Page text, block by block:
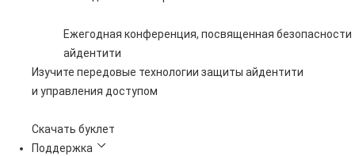
Ежегодная конференция, посвященная безопасности
айдентити
Изучите передовые технологии защиты айдентити
и управления доступом
Скачать буклет
Поддержка